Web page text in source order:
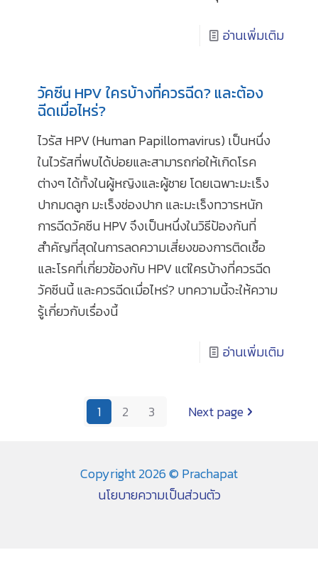
อ่านเพิ่มเติม
วัคซีน HPV ใครบ้างที่ควรฉีด? และต้อง
ฉีดเมื่อไหร่?
ไวรัส HPV (Human Papillomavirus) เป็นหนึ่ง
ในไวรัสที่พบได้บ่อยและสามารถก่อให้เกิดโรค
ต่างๆ ได้ทั้งในผู้หญิงและผู้ชาย โดยเฉพาะมะเร็ง
ปากมดลูก มะเร็งช่องปาก และมะเร็งทวารหนัก
การฉีดวัคซีน HPV จึงเป็นหนึ่งในวิธีป้องกันที่
สำคัญที่สุดในการลดความเสี่ยงของการติดเชื้อ
และโรคที่เกี่ยวข้องกับ HPV แต่ใครบ้างที่ควรฉีด
วัคซีนนี้ และควรฉีดเมื่อไหร่? บทความนี้จะให้ความ
รู้เกี่ยวกับเรื่องนี้
อ่านเพิ่มเติม
1 2 3 Next page
Copyright 2026 © Prachapat
นโยบายความเป็นส่วนตัว